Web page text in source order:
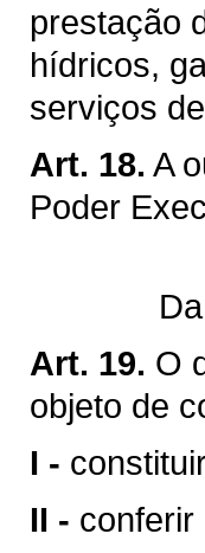
prestação
hídricos,
serviços
Art. 18. A
Poder
Art. 19. O
objeto de
I -
II - conferir